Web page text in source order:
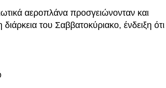
αεροπλάνα προσγειώνονταν και
του Σαββατοκύριακο, ένδειξη ότι